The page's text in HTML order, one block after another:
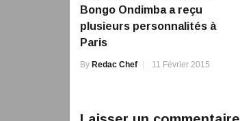
Bongo Ondimba a reçu
plusieurs personnalités à
Paris
By Redac Chef 11 Février 2015